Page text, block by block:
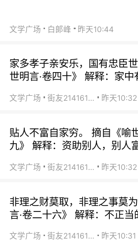
文学广场 白郞峰 昨天10:44
家多孝子亲安乐，国有忠臣
世明言·卷四十》 解释：家中
文学广场 街友21416156 昨天10:32
贴人不富自家穷。 摘自《喻
九》 解释：资助别人，别人
文学广场 街友21416156 昨天10:32
非理之财莫取，非理之事莫
言·卷二十六》 解释：不正当
文学广场 街友21416156 昨天10:31